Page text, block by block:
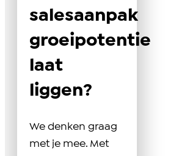
salesaanpak
groeipotentie
laat
liggen?
We denken graag
met je mee. Met